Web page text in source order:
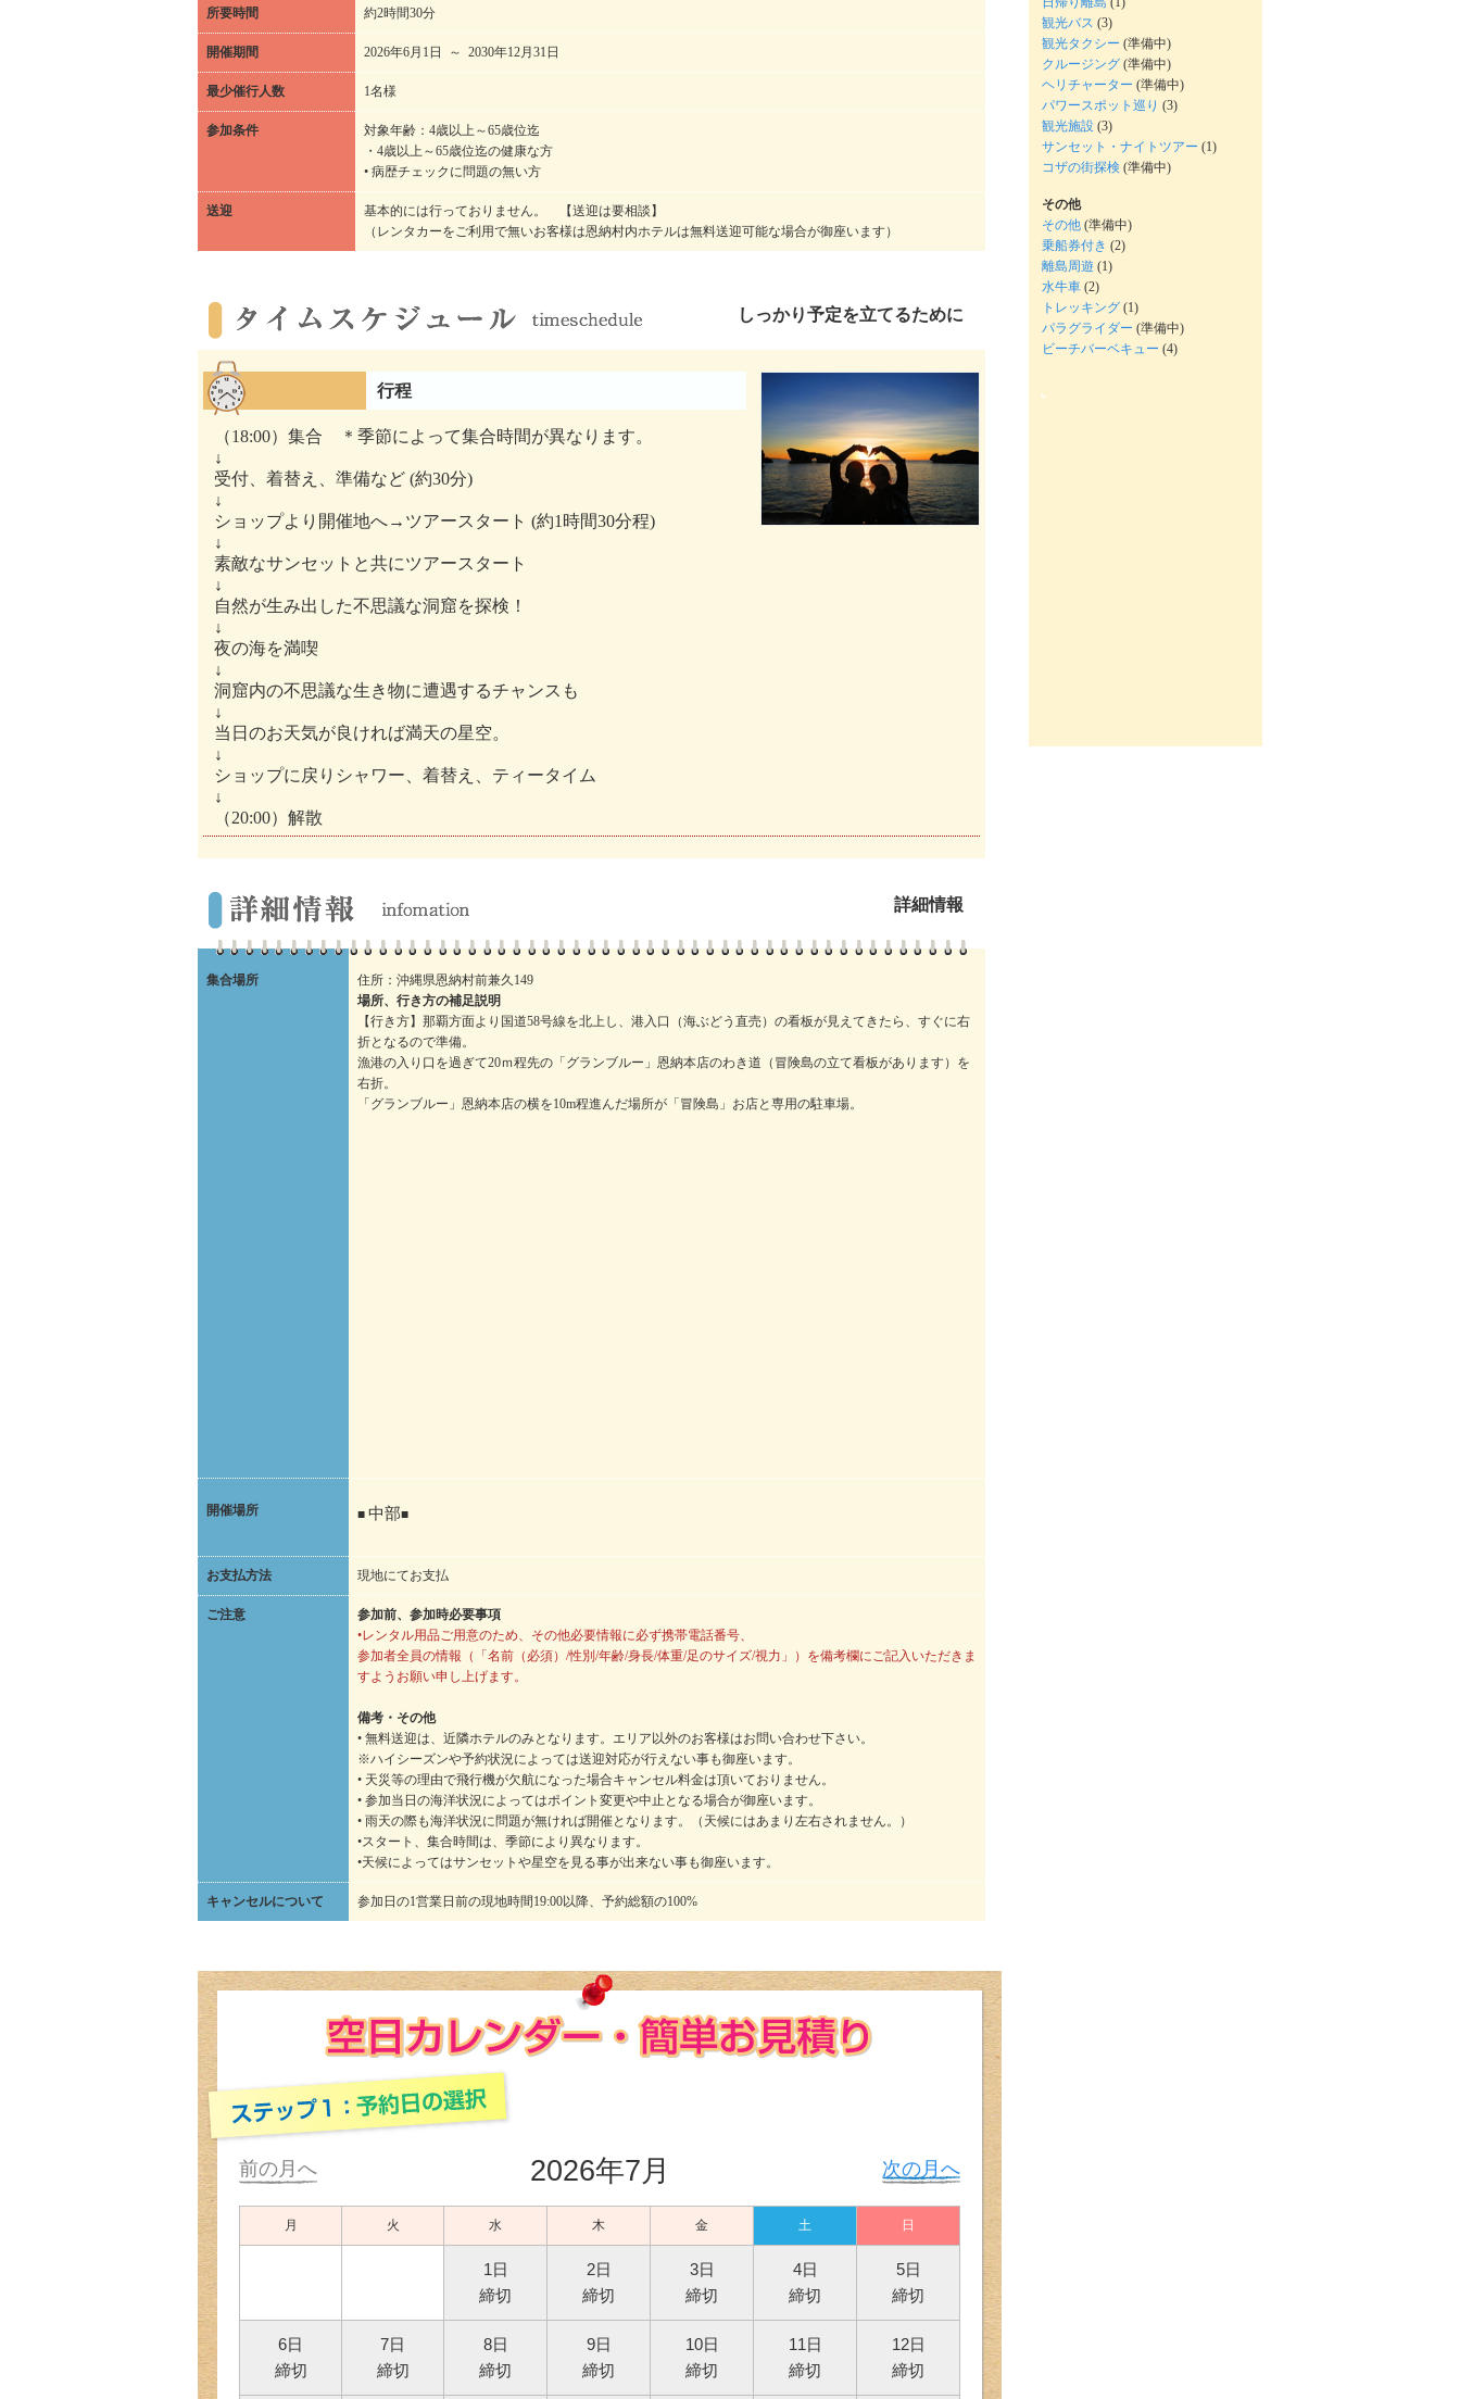
所要時間 約2時間30分
開催期間 2026年6月1日 ～ 2030年12月31日
最少催行人数 1名様
参加条件
対象年齢：4歳以上～65歳位迄
・4歳以上～65歳位迄の健康な方
• 病歴チェックに問題の無い方
送迎
基本的には行っておりません。 【送迎は要相談】
（レンタカーをご利用で無いお客様は恩納村内ホテルは無料送迎可能な場合が御座います）
しっかり予定を立てるために
行程
（18:00）集合 ＊季節によって集合時間が異なります。
↓
受付、着替え、準備など (約30分)
↓
ショップより開催地へ→ツアースタート (約1時間30分程)
↓
素敵なサンセットと共にツアースタート
↓
自然が生み出した不思議な洞窟を探検！
↓
夜の海を満喫
↓
洞窟内の不思議な生き物に遭遇するチャンスも
↓
当日のお天気が良ければ満天の星空。
↓
ショップに戻りシャワー、着替え、ティータイム
↓
（20:00）解散
詳細情報
集合場所
住所：沖縄県恩納村前兼久149
場所、行き方の補足説明
【行き方】那覇方面より国道58号線を北上し、港入口（海ぶどう直売）の看板が見えてきたら、すぐに右
折となるので準備。
漁港の入り口を過ぎて20ｍ程先の「グランブルー」恩納本店のわき道（冒険島の立て看板があります）を
右折。
「グランブルー」恩納本店の横を10m程進んだ場所が「冒険島」お店と専用の駐車場。
開催場所 ■ 中部■
お支払方法 現地にてお支払
ご注意
参加前、参加時必要事項
•レンタル用品ご用意のため、その他必要情報に必ず携帯電話番号、
参加者全員の情報（「名前（必須）/性別/年齢/身長/体重/足のサイズ/視力」）を備考欄にご記入いただきま
すようお願い申し上げます。
備考・その他
• 無料送迎は、近隣ホテルのみとなります。エリア以外のお客様はお問い合わせ下さい。
※ハイシーズンや予約状況によっては送迎対応が行えない事も御座います。
• 天災等の理由で飛行機が欠航になった場合キャンセル料金は頂いておりません。
• 参加当日の海洋状況によってはポイント変更や中止となる場合が御座います。
• 雨天の際も海洋状況に問題が無ければ開催となります。（天候にはあまり左右されません。）
•スタート、集合時間は、季節により異なります。
•天候によってはサンセットや星空を見る事が出来ない事も御座います。
キャンセルについて 参加日の1営業日前の現地時間19:00以降、予約総額の100%
前の月へ 次の月へ
2026年7月
月 火 水 木 金 土 日
1日
締切
2日
締切
3日
締切
4日
締切
5日
締切
6日
締切
7日
締切
8日
締切
9日
締切
10日
締切
11日
締切
12日
締切
観光バス (3)
観光タクシー (準備中)
クルージング (準備中)
ヘリチャーター (準備中)
パワースポット巡り (3)
観光施設 (3)
サンセット・ナイトツアー (1)
コザの街探検 (準備中)
その他
その他 (準備中)
乗船券付き (2)
離島周遊 (1)
水牛車 (2)
トレッキング (1)
パラグライダー (準備中)
ビーチバーベキュー (4)